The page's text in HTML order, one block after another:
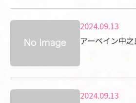
2024.09.13
アーベイン中
2024.09.13